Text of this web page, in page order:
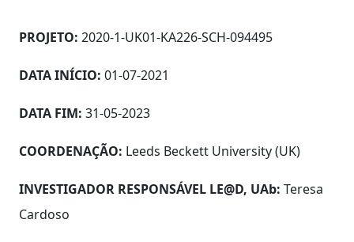
PROJETO: 2020-1-UK01-KA226-SCH-094495
DATA INÍCIO: 01-07-2021
DATA FIM: 31-05-2023
COORDENAÇÃO: Leeds Beckett University (UK)
INVESTIGADOR RESPONSÁVEL LE@D, UAb: Teresa
Cardoso